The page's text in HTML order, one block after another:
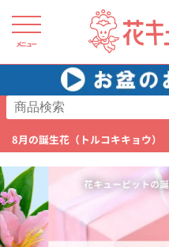
メニュー
8月の誕生花（トルコキキョウ）
花キューピットの誕生日フラ